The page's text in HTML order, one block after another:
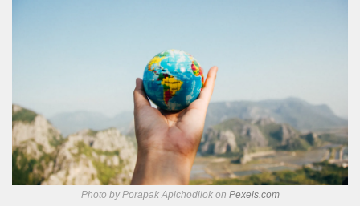
Photo by Porapak Apichodilok on Pexels.com